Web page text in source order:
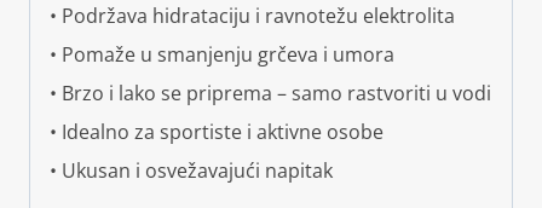
• Podržava hidrataciju i ravnotežu elektrolita
• Pomaže u smanjenju grčeva i umora
• Brzo i lako se priprema – samo rastvoriti u vodi
• Idealno za sportiste i aktivne osobe
• Ukusan i osvežavajući napitak